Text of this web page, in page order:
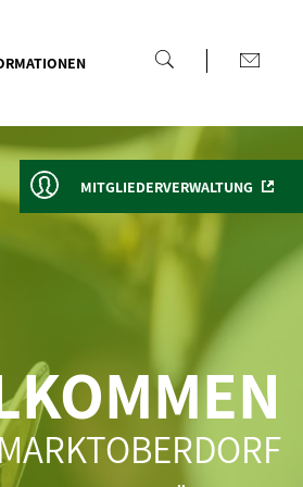
MITGLIEDERVERWALTUNG